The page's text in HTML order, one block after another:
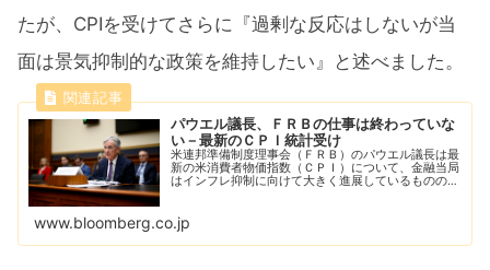
たが、CPIを受けてさらに『過剰な反応はしないが当
面は景気抑制的な政策を維持したい』と述べました。
パウエル議長、ＦＲＢの仕事は終わっていな
い－最新のＣＰＩ統計受け
米連邦準備制度理事会（ＦＲＢ）のパウエル議長は最
新の米消費者物価指数（ＣＰＩ）について、金融当局
はインフレ抑制に向けて大きく進展しているものの、
www.bloomberg.co.jp